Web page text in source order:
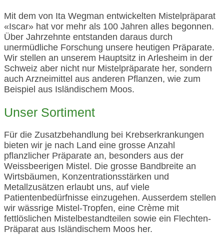
Mit dem von Ita Wegman entwickelten Mistelpräparat
«Iscar» hat vor mehr als 100 Jahren alles begonnen.
Über Jahrzehnte entstanden daraus durch
unermüdliche Forschung unsere heutigen Präparate.
Wir stellen an unserem Hauptsitz in Arlesheim in der
Schweiz aber nicht nur Mistelpräparate her, sondern
auch Arzneimittel aus anderen Pflanzen, wie zum
Beispiel aus Isländischem Moos.
Unser Sortiment
Für die Zusatzbehandlung bei Krebserkrankungen
bieten wir je nach Land eine grosse Anzahl
pflanzlicher Präparate an, besonders aus der
Weissbeerigen Mistel. Die grosse Bandbreite an
Wirtsbäumen, Konzentrationsstärken und
Metallzusätzen erlaubt uns, auf viele
Patientenbedürfnisse einzugehen. Ausserdem stellen
wir wässrige Mistel-Tropfen, eine Crème mit
fettlöslichen Mistelbestandteilen sowie ein Flechten-
Präparat aus Isländischem Moos her.